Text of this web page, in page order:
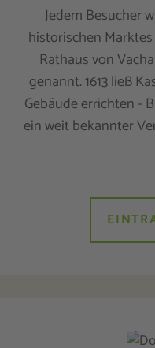
Jedem Besucher
historischen
Rathaus von
genannt. 1613 ließ
Gebäude errichten -
ein weit bekannter